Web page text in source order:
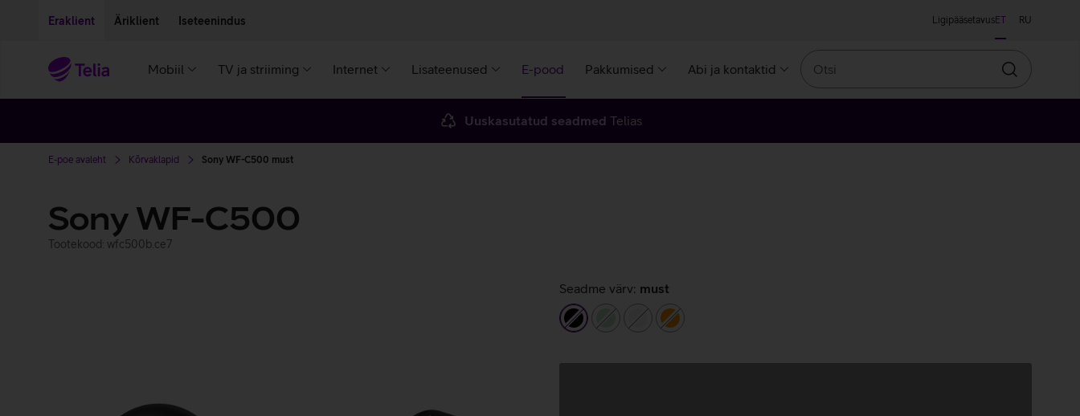
Eraklient Äriklient Iseteenindus LigipääsetavusET RU
Mobiil TV ja striiming Internet Lisateenused E-pood Pakkumised Abi ja kontaktid
Otsin
Uuskasutatud seadmed Telias
E-poe avaleht Kõrvaklapid Sony WF-C500 must
Sony WF-C500
Tootekood: wfc500b.ce7
Seadme värv: must
must
heleroheline
valgeoranž